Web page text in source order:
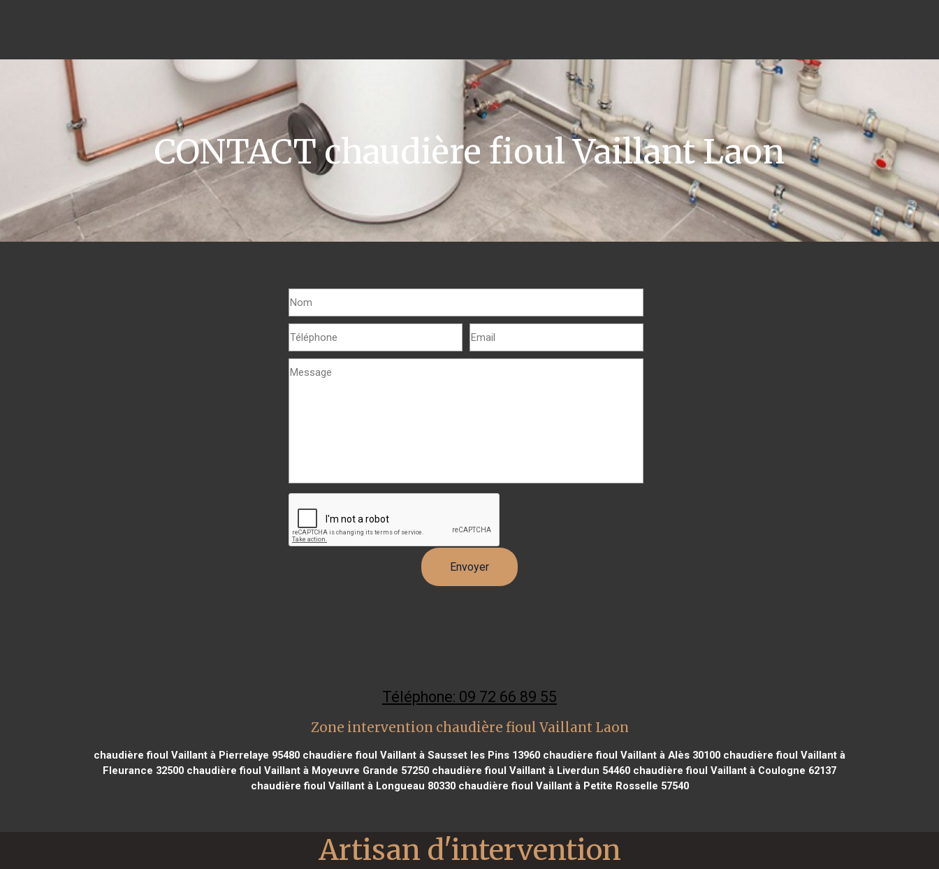
CONTACT chaudière fioul Vaillant Laon
Téléphone: 09 72 66 89 55
Zone intervention chaudière fioul Vaillant Laon
chaudière fioul Vaillant à Pierrelaye 95480 chaudière fioul Vaillant à Sausset les Pins 13960 chaudière fioul Vaillant à Alès 30100 chaudière fioul Vaillant à
Fleurance 32500 chaudière fioul Vaillant à Moyeuvre Grande 57250 chaudière fioul Vaillant à Liverdun 54460 chaudière fioul Vaillant à Coulogne 62137
chaudière fioul Vaillant à Longueau 80330chaudière fioul Vaillant à Petite Rosselle 57540
Artisan d'intervention